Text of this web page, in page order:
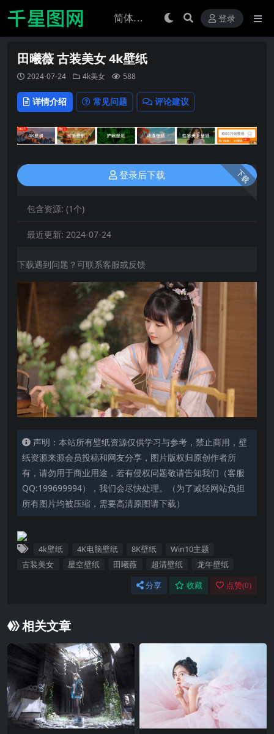
登录
田曦薇 古装美女 4k壁纸
2024-07-24 4k美女 588
详情介绍 常见问题 评论建议
下载
登录后下载
包含资源: (1个)
最近更新: 2024-07-24
下载遇到问题？可联系客服或反馈
声明：本站所有壁纸资源仅供学习与参考，禁止商用，壁
纸资源来源会员投稿和网友分享，图片版权归原创作者所
有，请勿用于商业用途，若有侵权问题敬请告知我们（客服
QQ:199699994），我们会尽快处理。（为了减轻网站负担
所有图片均被压缩，需要高清原图请下载）
4k壁纸 4K电脑壁纸 8K壁纸
Win10主题
古装美女
星空壁纸 田曦薇 超清壁纸 龙年壁纸
分享 收藏 点赞(0)
相关文章